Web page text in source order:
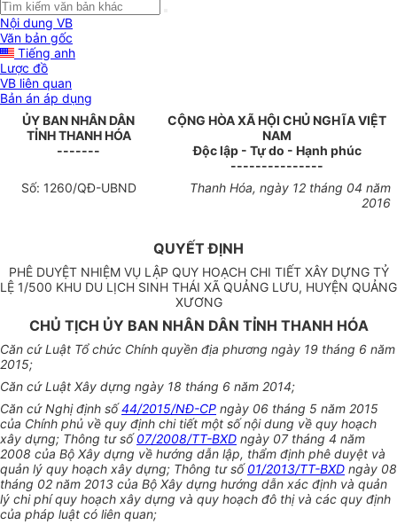
Nội dung VB
Văn bản gốc
Tiếng anh
Lược đồ
VB liên quan
Bản án áp dụng
ỦY BAN NHÂNDÂN
TỈNHTHANH HÓA
-------
CỘNG HÒA XÃ HỘI CHỦ NGHĨA VIỆT
NAM
Độc lập - Tự do - Hạnh phúc
---------------
Số: 1260/QĐ-UBND Thanh Hóa, ngày 12tháng 04 năm
2016
QUYẾT ĐỊNH
PHÊ DUYỆT NHIỆM VỤ LẬP QUY HOẠCH CHI TIẾT XÂY DỰNG TỶ
LỆ 1/500 KHU DU LỊCH SINH THÁI XÃ QUẢNG LƯU, HUYỆN QUẢNG
XƯƠNG
CHỦ TỊCH ỦY BAN NHÂN DÂN TỈNH THANH HÓA
Căn cứ Luật Tổ chức Chính quyền địa phương ngày 19 tháng 6 năm
2015;
Căn cứ Luật Xây dựng ngày 18 tháng 6 năm 2014;
Căn cứ Nghị định số44/2015/NĐ-CP ngày 06 tháng 5 năm 2015
của Chính phủ về quy định chi tiết một số nội dung về quy hoạch
xây dựng; Thông tư số07/2008/TT-BXD ngày 07 tháng 4 năm
2008 của Bộ Xây dựng về hướng dẫn lập, thẩm định phê duyệt và
quản lý quy hoạch xây dựng; Thông tư số01/2013/TT-BXD ngày 08
tháng 02 năm 2013 của Bộ Xây dựng hướng dẫn xác định và quản
lý chi phí quy hoạch xây dựng và quy hoạch đô thị và các quy định
của pháp luật có liên quan;